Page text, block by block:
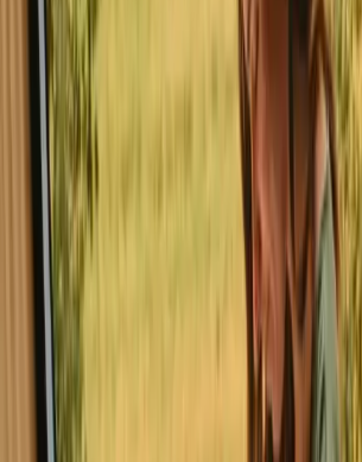
Utforsk opphold med
Opphold med
Opphold med fiskemuligheter i Skåne
Opphold nær en
Opphold nær havet i Skåne
Opphold nær skog i Skåne
Eventyrhistorier i Sverige
Ekte turer og opphold – fortalt av gjestene selv.